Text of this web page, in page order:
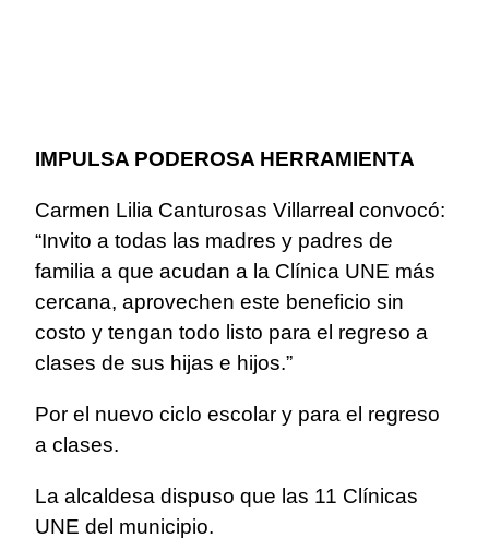
IMPULSA PODEROSA HERRAMIENTA
Carmen Lilia Canturosas Villarreal convocó:
“Invito a todas las madres y padres de
familia a que acudan a la Clínica UNE más
cercana, aprovechen este beneficio sin
costo y tengan todo listo para el regreso a
clases de sus hijas e hijos.”
Por el nuevo ciclo escolar y para el regreso
a clases.
La alcaldesa dispuso que las 11 Clínicas
UNE del municipio.